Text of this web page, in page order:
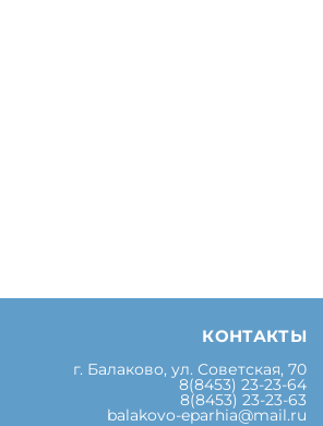
КОНТАКТЫ
г. Балаково, ул. Советская, 70
8(8453) 23-23-64
8(8453) 23-23-63
balakovo-eparhia@mail.ru